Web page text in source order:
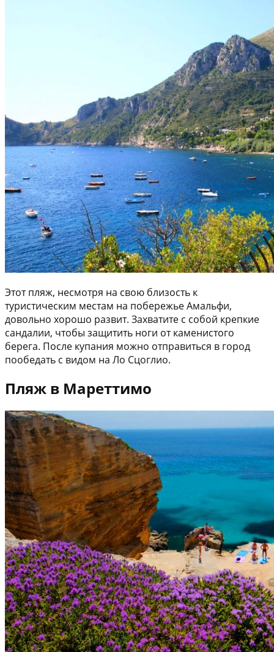
Этот пляж, несмотря на свою близость к
туристическим местам на побережье Амальфи,
довольно хорошо развит. Захватите с собой крепкие
сандалии, чтобы защитить ноги от каменистого
берега. После купания можно отправиться в город
пообедать с видом на Ло Сцоглио.
Пляж в Мареттимо